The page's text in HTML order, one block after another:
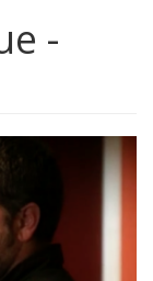
-